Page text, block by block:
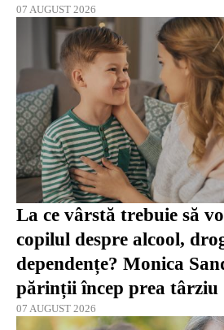
07 AUGUST 2026
La ce vârstă trebuie să
copilul despre alcool,
dependențe? Monica
părinții încep prea târziu
07 AUGUST 2026